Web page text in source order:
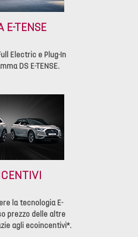
E-TENSE
Electric e Plug-In
DS E-TENSE.
la tecnologia E-
prezzo delle altre
agli ecoincentivi*.